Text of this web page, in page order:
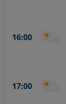
16:00
17:00